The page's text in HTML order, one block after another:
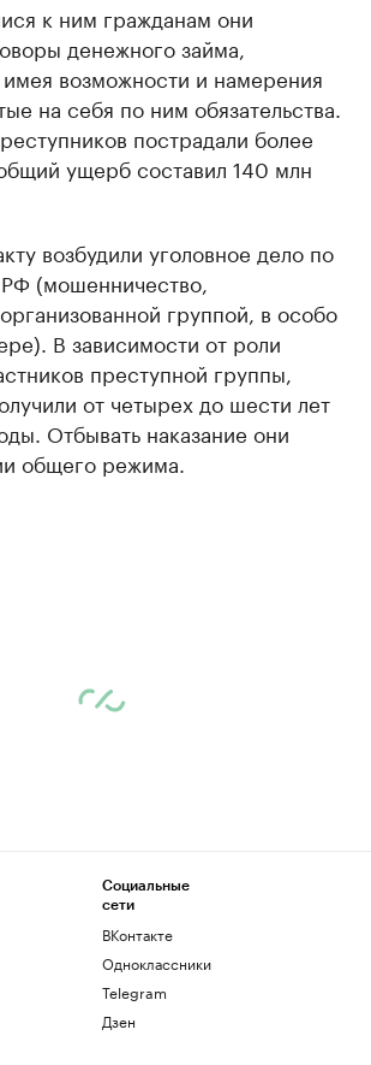
к ним гражданам они
денежного займа,
имея возможности и намерения
на себя по ним обязательства.
пострадали более
ущерб составил 140 млн
возбудили уголовное дело по
(мошенничество,
группой, в особо
В зависимости от роли
преступной группы,
от четырех до шести лет
Отбывать наказание они
общего режима.
Социальные
сети
ВКонтакте
Одноклассники
Telegram
Дзен